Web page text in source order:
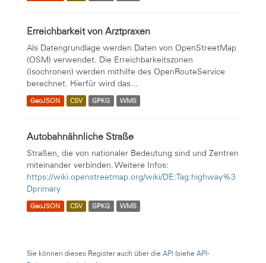
Erreichbarkeit von Arztpraxen
Als Datengrundlage werden Daten von OpenStreetMap
(OSM) verwendet. Die Erreichbarkeitszonen
(Isochronen) werden mithilfe des OpenRouteService
berechnet. Hierfür wird das...
GeoJSON CSV GPKG WMS
Autobahnähnliche Straße
Straßen, die von nationaler Bedeutung sind und Zentren
miteinander verbinden. Weitere Infos:
https://wiki.openstreetmap.org/wiki/DE:Tag:highway%3
Dprimary
GeoJSON CSV GPKG WMS
Sie können dieses Register auch über die API (siehe API-